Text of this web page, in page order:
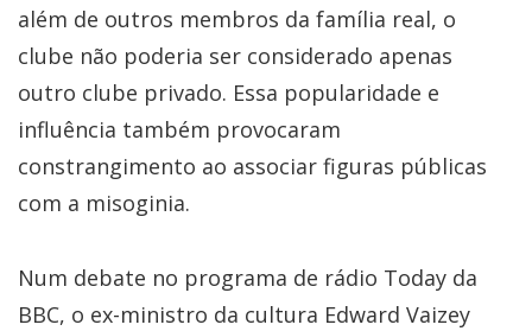
além de outros membros da família real, o
clube não poderia ser considerado apenas
outro clube privado. Essa popularidade e
influência também provocaram
constrangimento ao associar figuras públicas
com a misoginia.
Num debate no programa de rádio Today da
BBC, o ex-ministro da cultura Edward Vaizey